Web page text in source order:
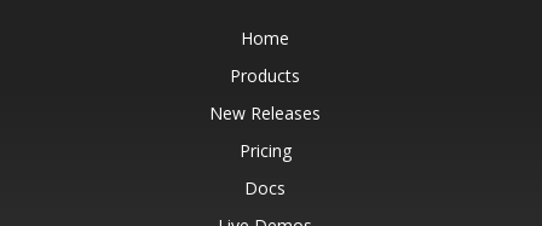
Home
Products
New Releases
Pricing
Docs